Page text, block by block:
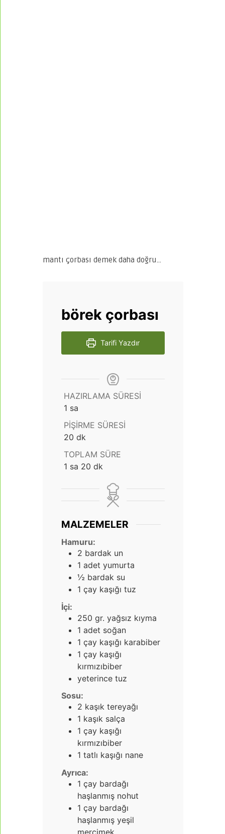
mantı çorbası demek daha doğru…
börek çorbası
Tarifi Yazdır
HAZIRLAMA SÜRESI
1 saat
sa
PIŞIRME SÜRESI
20 dakika
dk
TOPLAM SÜRE
1 saat
sa 20 dakika
dk
MALZEMELER
Hamuru:
2 bardak un
1 adet yumurta
½ bardak su
1 çay kaşığı tuz
İçi:
250 gr. yağsız kıyma
1 adet soğan
1 çay kaşığı karabiber
1 çay kaşığı
kırmızıbiber
yeterince tuz
Sosu:
2 kaşık tereyağı
1 kaşık salça
1 çay kaşığı
kırmızıbiber
1 tatlı kaşığı nane
Ayrıca:
1 çay bardağı
haşlanmış nohut
1 çay bardağı
haşlanmış yeşil